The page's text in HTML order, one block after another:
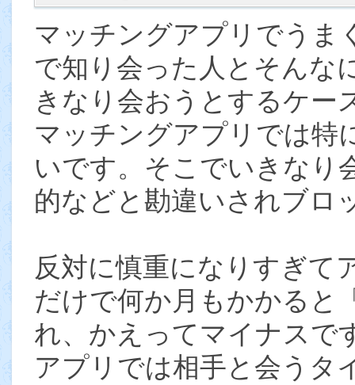
マッチングアプリでうま
で知り会った人とそんな
きなり会おうとするケー
マッチングアプリでは特
いです。そこでいきなり
的などと勘違いされブロ
反対に慎重になりすぎて
だけで何か月もかかると
れ、かえってマイナスで
アプリでは相手と会うタ